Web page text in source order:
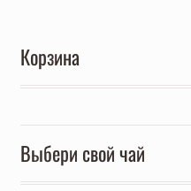
Корзина
Выбери свой чай